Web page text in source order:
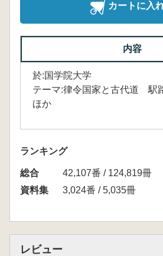
カートに入
内容
於:国学院大学
テーマ:律令国家と古代道 駅
ほか
ランキング
総合
42,107番 / 124,819冊
資料集
3,024番 / 5,035冊
レビュー